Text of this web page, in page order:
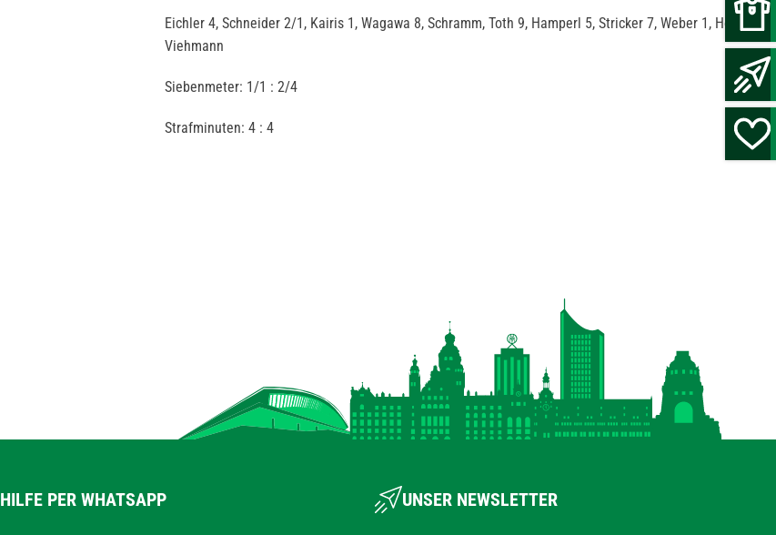
Eichler 4, Schneider 2/1, Kairis 1, Wagawa 8, Schramm, Toth 9, Hamperl 5, Stricker 7, Weber 1, Högl 5,
Viehmann
Siebenmeter: 1/1 : 2/4
Strafminuten: 4 : 4
HILFE PER WHATSAPP UNSER NEWSLETTER